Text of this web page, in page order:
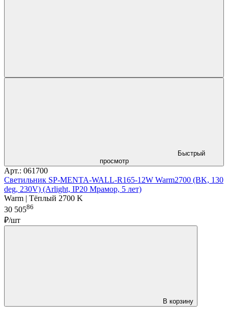
Быстрый
просмотр
Арт.: 061700
Светильник SP-MENTA-WALL-R165-12W Warm2700 (BK, 130
deg, 230V) (Arlight, IP20 Мрамор, 5 лет)
Warm | Тёплый 2700 K
30 50586
₽/шт
В корзину